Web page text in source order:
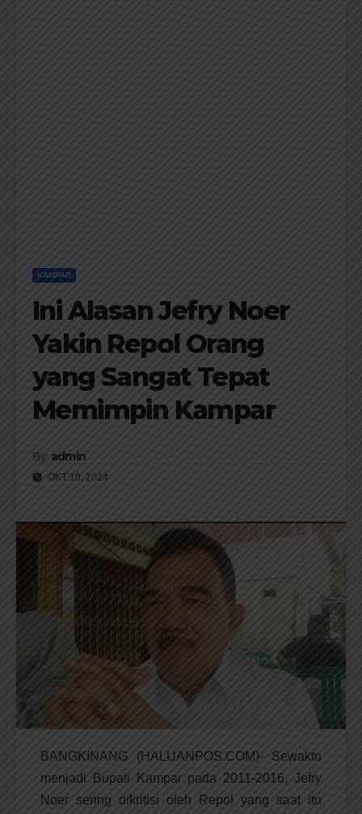
KAMPAR
Ini Alasan Jefry Noer
Yakin Repol Orang
yang Sangat Tepat
Memimpin Kampar
By admin
OKT 10, 2024
BANGKINANG (HALUANPOS.COM)- Sewaktu
menjadi Bupati Kampar pada 2011-2016, Jefry
Noer sering dikritisi oleh Repol yang saat itu